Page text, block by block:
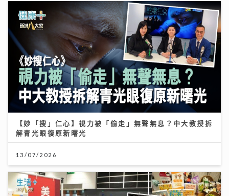
【妙「搜」仁心】視力被「偷走」無聲無息？中大教授拆
解青光眼復原新曙光
13/07/2026